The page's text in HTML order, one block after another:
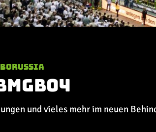
Borussia
und vieles mehr im neuen